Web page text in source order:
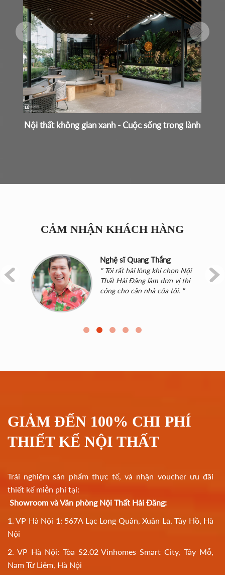
Nội thất không gian xanh - Cuộc sống trong lành
CẢM NHẬN KHÁCH HÀNG
Nghệ sĩ Quang Thắng
" Tôi rất hài lòng khi chọn Nội
Thất Hải Đăng làm đơn vị thi
công cho căn nhà của tôi. "
GIẢM ĐẾN 100% CHI PHÍ
THIẾT KẾ NỘI THẤT
Trải nghiệm sản phẩm thực tế, và nhận voucher ưu đãi
thiết kế miễn phí tại:
Showroom và Văn phòng Nội Thất Hải Đăng:
1. VP Hà Nội 1: 567A Lạc Long Quân, Xuân La, Tây Hồ, Hà
Nội
2. VP Hà Nội: Tòa S2.02 Vinhomes Smart City, Tây Mỗ,
Nam Từ Liêm, Hà Nội